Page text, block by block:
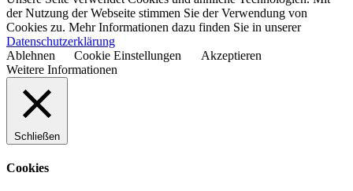
der Nutzung der Webseite stimmen Sie der Verwendung von
Cookies zu. Mehr Informationen dazu finden Sie in unserer
Datenschutzerklärung
Ablehnen
Cookie Einstellungen
Akzeptieren
Weitere Informationen
Schließen
Cookies